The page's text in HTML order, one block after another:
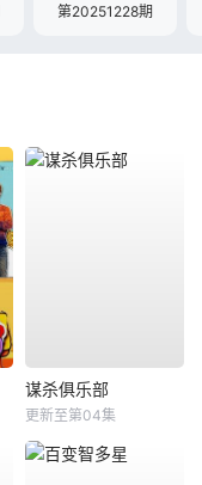
第20251228期
谋杀俱乐部
更新至第04集